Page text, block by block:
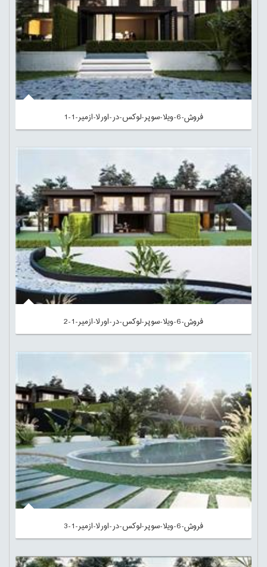
فروش-6-ویلا-سوپر-لوکس-در-اورلا-ازمیر-1-1
فروش-6-ویلا-سوپر-لوکس-در-اورلا-ازمیر-1-2
فروش-6-ویلا-سوپر-لوکس-در-اورلا-ازمیر-1-3